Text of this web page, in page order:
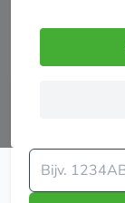
om je woning te
Vul je postcode